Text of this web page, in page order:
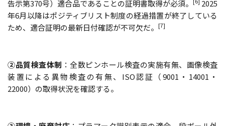
告示第370号）適合品であることの証明書取得が必須。
2025
年6月以降はポジティブリスト制度の経過措置が終了している
ため、適合証明の最新日付確認が不可欠だ。 [7]
②品質検査体制 ：全数ピンホール検査の実施有無、画像検査
装置による異物検査の有無、ISO認証（9001・14001・
22000）の取得状況を確認する。